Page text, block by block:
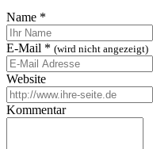
Name *
E-Mail * (wird nicht angezeigt)
Website
Kommentar